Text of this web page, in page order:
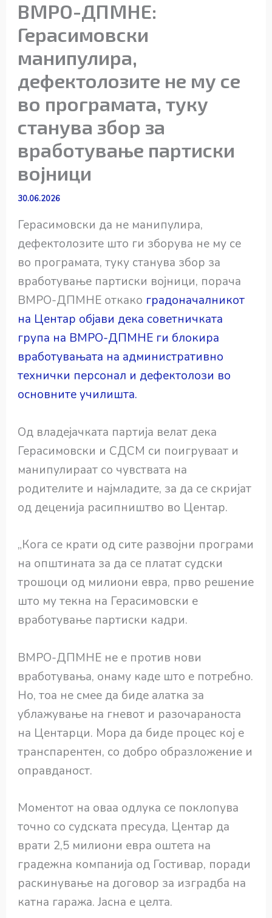
ВМРО-ДПМНЕ:
Герасимовски
манипулира,
дефектолозите не му се
во програмата, туку
станува збор за
вработување партиски
војници
30.06.2026
Герасимовски да не манипулира,
дефектолозите што ги зборува не му се
во програмата, туку станува збор за
вработување партиски војници, порача
ВМРО-ДПМНЕ откако градоначалникот
на Центар објави дека советничката
група на ВМРО-ДПМНЕ ги блокира
вработувањата на административно
технички персонал и дефектолози во
основните училишта.
Од владејачката партија велат дека
Герасимовски и СДСМ си поигруваат и
манипулираат со чувствата на
родителите и најмладите, за да се скријат
од деценија расипништво во Центар.
„Кога се крати од сите развојни програми
на општината за да се платат судски
трошоци од милиони евра, прво решение
што му текна на Герасимовски е
вработување партиски кадри.
ВМРО-ДПМНЕ не е против нови
вработувања, онаму каде што е потребно.
Но, тоа не смее да биде алатка за
ублажување на гневот и разочараноста
на Центарци. Мора да биде процес кој е
транспарентен, со добро образложение и
оправданост.
Моментот на оваа одлука се поклопува
точно со судската пресуда, Центар да
врати 2,5 милиони евра оштета на
градежна компанија од Гостивар, поради
раскинување на договор за изградба на
катна гаража. Јасна е целта.